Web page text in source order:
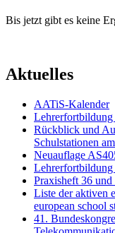
Bis jetzt gibt es keine
Aktuelles
AATiS-Kalender
Rückblick und
Schulstationen
Neuauflage
Praxisheft 36 und
Liste der aktiven
european school
41.